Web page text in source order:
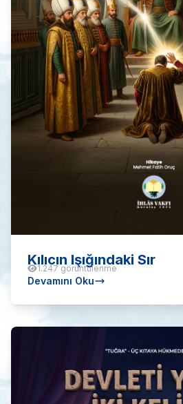
Kılıcın Işığındaki Sır
1.247 görüntülenme
Devamını Oku